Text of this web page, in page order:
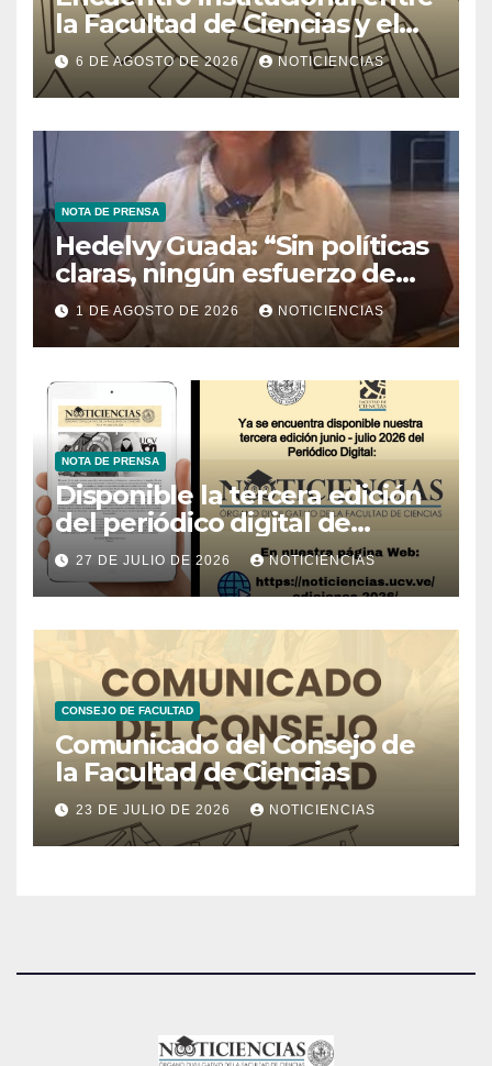
la Facultad de Ciencias y el
Ministerio de Ciencia y
Tecnología
6 DE AGOSTO DE 2026 NOTICIENCIAS
NOTA DE PRENSA
Hedelvy Guada: “Sin políticas
claras, ningún esfuerzo de
conservación rendirá frutos”
1 DE AGOSTO DE 2026 NOTICIENCIAS
NOTA DE PRENSA
Disponible la tercera edición
del periódico digital de
Noticiencias 2026
27 DE JULIO DE 2026 NOTICIENCIAS
CONSEJO DE FACULTAD
Comunicado del Consejo de
la Facultad de Ciencias
23 DE JULIO DE 2026 NOTICIENCIAS